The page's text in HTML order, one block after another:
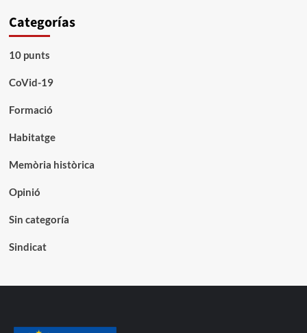
Categorías
10 punts
CoVid-19
Formació
Habitatge
Memòria històrica
Opinió
Sin categoría
Sindicat